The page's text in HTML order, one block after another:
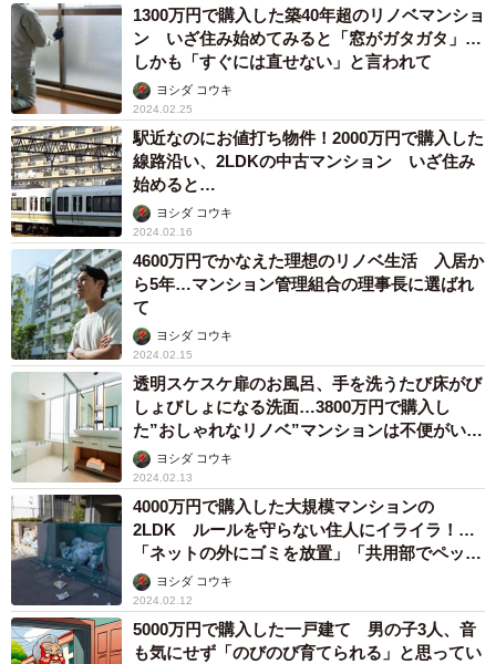
1300万円で購入した築40年超のリノベマンショ
ン いざ住み始めてみると「窓がガタガタ」…
しかも「すぐには直せない」と言われて
ヨシダ コウキ
2024.02.25
駅近なのにお値打ち物件！2000万円で購入した
線路沿い、2LDKの中古マンション いざ住み
始めると…
ヨシダ コウキ
2024.02.16
4600万円でかなえた理想のリノベ生活 入居か
ら5年…マンション管理組合の理事長に選ばれ
て
ヨシダ コウキ
2024.02.15
透明スケスケ扉のお風呂、手を洗うたび床がび
しょびしょになる洗面…3800万円で購入し
た”おしゃれなリノベ”マンションは不便がいっ
ぱいヨシダ コウキ
2024.02.13
4000万円で購入した大規模マンションの
2LDK ルールを守らない住人にイライラ！…
「ネットの外にゴミを放置」「共用部でペット
を歩かせる」
ヨシダ コウキ
2024.02.12
5000万円で購入した一戸建て 男の子3人、音
も気にせず「のびのび育てられる」と思ってい